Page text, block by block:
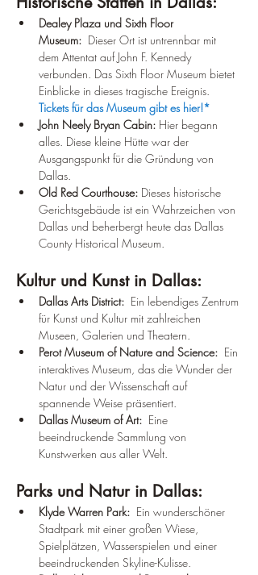
Dealey Plaza und Sixth Floor
Museum: Dieser Ort ist untrennbar mit
dem Attentat auf John F. Kennedy
verbunden. Das Sixth Floor Museum bietet
Einblicke in dieses tragische Ereignis.
Tickets für das Museum gibt es hier!*
John Neely Bryan Cabin: Hier begann
alles. Diese kleine Hütte war der
Ausgangspunkt für die Gründung von
Dallas.
Old Red Courthouse: Dieses historische
Gerichtsgebäude ist ein Wahrzeichen von
Dallas und beherbergt heute das Dallas
County Historical Museum.
Kultur und Kunst in Dallas:
Dallas Arts District: Ein lebendiges Zentrum
für Kunst und Kultur mit zahlreichen
Museen, Galerien und Theatern.
Perot Museum of Nature and Science: Ein
interaktives Museum, das die Wunder der
Natur und der Wissenschaft auf
spannende Weise präsentiert.
Dallas Museum of Art: Eine
beeindruckende Sammlung von
Kunstwerken aus aller Welt.
Parks und Natur in Dallas:
Klyde Warren Park: Ein wunderschöner
Stadtpark mit einer großen Wiese,
Spielplätzen, Wasserspielen und einer
beeindruckenden Skyline-Kulisse.